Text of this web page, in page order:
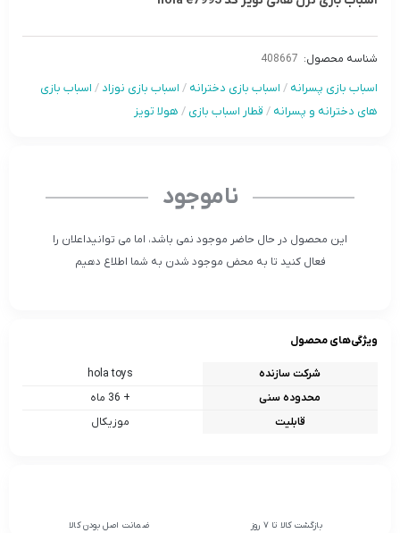
شناسه محصول: 408667
اسباب بازی پسرانه / اسباب بازی دخترانه / اسباب بازی نوزاد / اسباب بازی
های دخترانه و پسرانه / قطار اسباب بازی / هولا تویز
ناموجود
این محصول در حال حاضر موجود نمی باشد، اما می توانیداعلان را
فعال کنید تا به محض موجود شدن به شما اطلاع دهیم
ویژگی‌های محصول
شرکت سازنده
hola toys
محدوده سنی
+ 36 ماه
قابلیت
موزیکال
بازگشت کالا تا 7 روز ضمانت اصل بودن کالا